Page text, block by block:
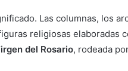
Las columnas, los
religiosas elaboradas
del Rosario, rodeada